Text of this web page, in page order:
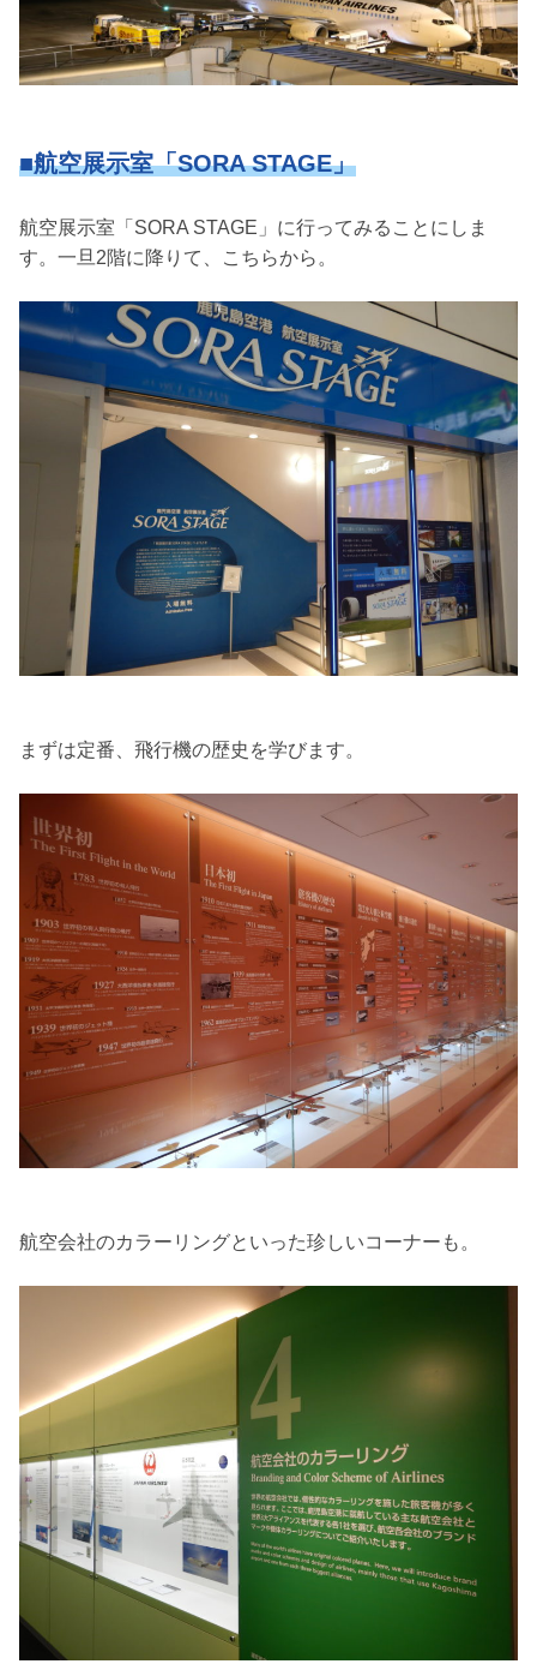
■航空展示室「SORA STAGE」
航空展示室「SORA STAGE」に行ってみることにしま
す。一旦2階に降りて、こちらから。
まずは定番、飛行機の歴史を学びます。
航空会社のカラーリングといった珍しいコーナーも。